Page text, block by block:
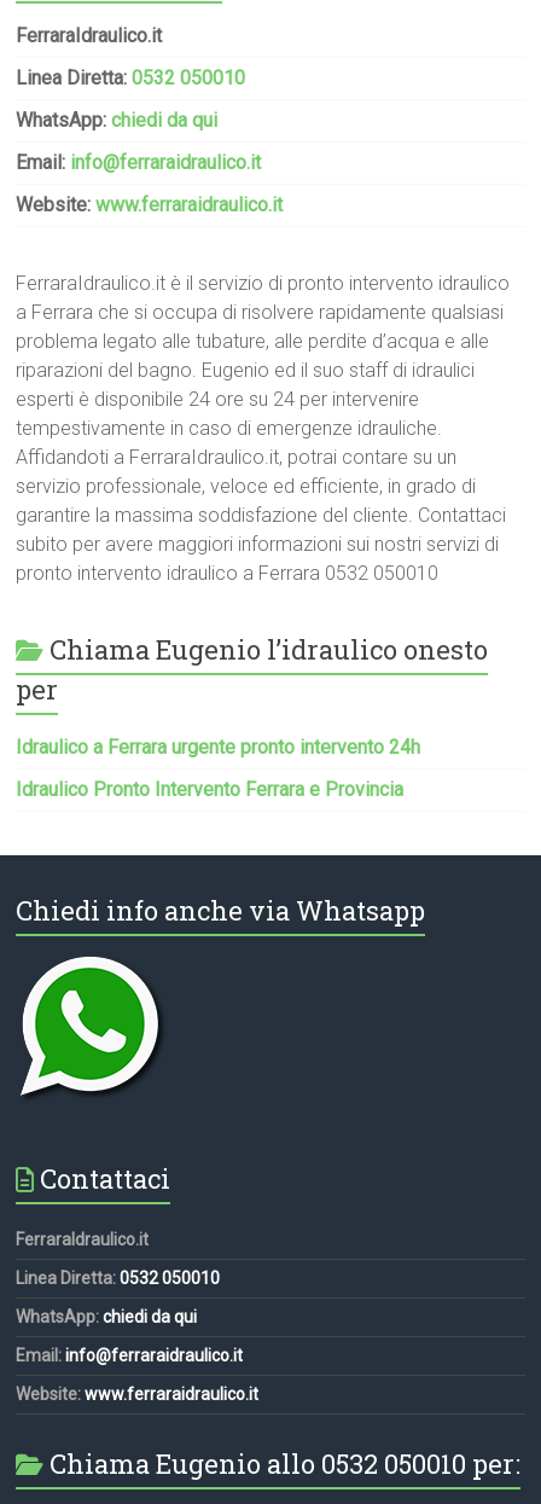
FerraraIdraulico.it
Linea Diretta:0532 050010
WhatsApp:chiedi da qui
Email: info@ferraraidraulico.it
Website:www.ferraraidraulico.it
FerraraIdraulico.it è il servizio di pronto intervento idraulico
a Ferrara che si occupa di risolvere rapidamente qualsiasi
problema legato alle tubature, alle perdite d’acqua e alle
riparazioni del bagno. Eugenio ed il suo staff di idraulici
esperti è disponibile 24 ore su 24 per intervenire
tempestivamente in caso di emergenze idrauliche.
Affidandoti a FerraraIdraulico.it, potrai contare su un
servizio professionale, veloce ed efficiente, in grado di
garantire la massima soddisfazione del cliente. Contattaci
subito per avere maggiori informazioni sui nostri servizi di
pronto intervento idraulico a Ferrara 0532 050010
Chiama Eugenio l’idraulico onesto
per
Idraulico a Ferrara urgente pronto intervento 24h
Idraulico Pronto Intervento Ferrara e Provincia
Chiedi info anche via Whatsapp
Contattaci
FerraraIdraulico.it
Linea Diretta:0532 050010
WhatsApp:chiedi da qui
Email:info@ferraraidraulico.it
Website:www.ferraraidraulico.it
Chiama Eugenio allo 0532 050010 per: